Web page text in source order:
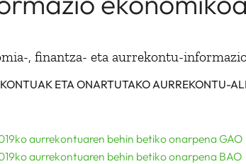
, finantza- eta aurrekontu-
ETA ONARTUTAKO AURREKONTU-
aurrekontuaren behin betiko onarpena GAO
aurrekontuaren behin betiko onarpena BAO